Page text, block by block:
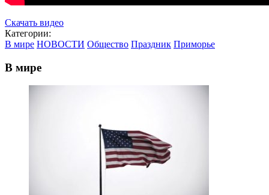
Скачать видео
Категории:
В мире НОВОСТИ Общество Праздник Приморье
В мире